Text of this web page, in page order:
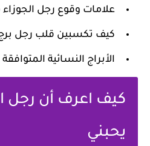
علامات وقوع رجل
كيف تكسبين قلب رجل برج
الأبراج النسائية
كيف اعرف أن رجل
يحبني